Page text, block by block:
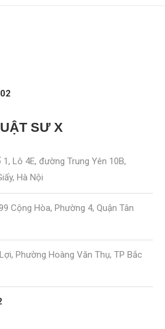
SƯ X
Lô 4E, đường Trung Yên 10B,
Hà Nội
Cộng Hòa, Phường 4, Quận Tân
Phường Hoàng Văn Thụ, TP Bắc